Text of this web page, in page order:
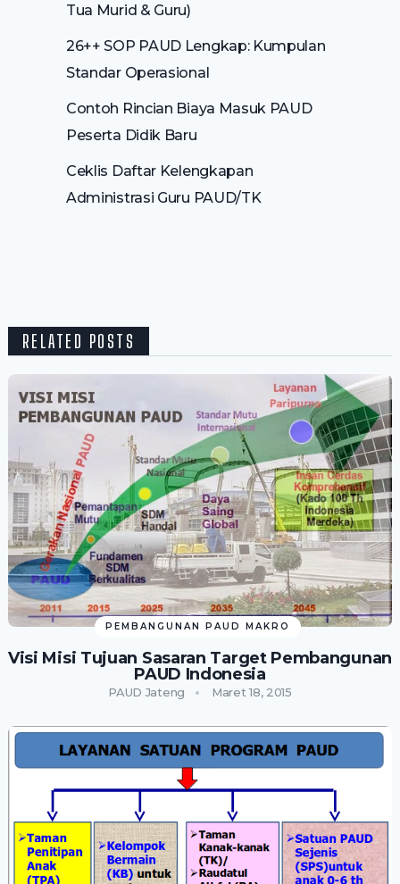
Tua Murid & Guru)
26++ SOP PAUD Lengkap: Kumpulan
Standar Operasional
Contoh Rincian Biaya Masuk PAUD
Peserta Didik Baru
Ceklis Daftar Kelengkapan
Administrasi Guru PAUD/TK
RELATED POSTS
PEMBANGUNAN PAUD MAKRO
Visi Misi Tujuan Sasaran Target Pembangunan
PAUD Indonesia
PAUD Jateng Maret 18, 2015